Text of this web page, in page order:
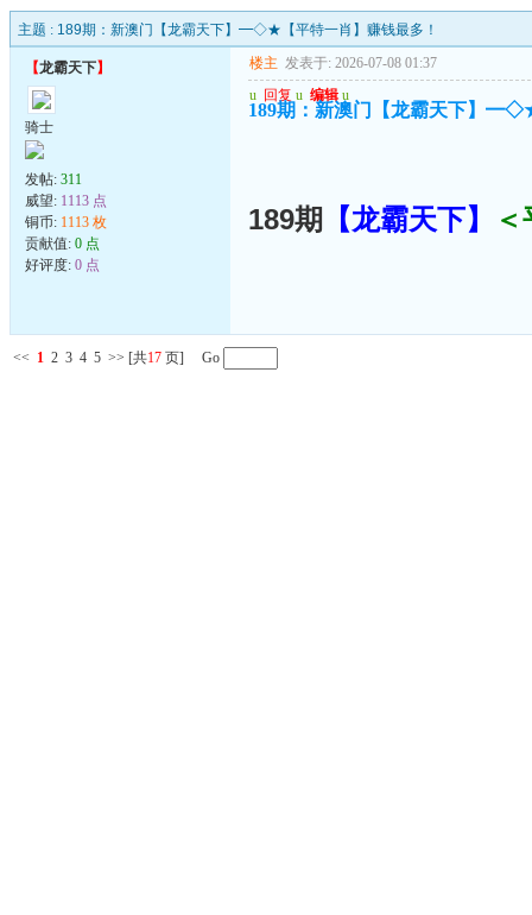
主题 : 189期：新澳门【龙霸天下】━◇★【平特一肖】赚钱最多！
【龙霸天下】
骑士
发帖: 311
威望: 1113 点
铜币: 1113 枚
贡献值: 0 点
好评度: 0 点
楼主 发表于: 2026-07-08 01:37
u 回复 u 编辑 u
189期：新澳门【龙霸天下】
189期 【龙霸天下】
<< 1 2 3 4 5 >> [共17 页] Go